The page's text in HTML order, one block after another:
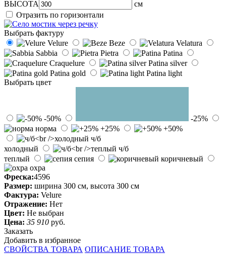
ВЫСОТА
см
Отразить по горизонтали
Выбрать фактуру
Velure
Beze
Velatura
Sabbia
Pietra
Patina
Craquelure
Patina silver
Patina gold
Patina light
Выбрать цвет
-50%
-25%
норма
+25%
+50%
ч/б
холодный
ч/б
теплый
сепия
коричневый
охра
Фреска:4596
Размер: ширина 300 см, высота 300 см
Фактура: Velure
Отражение: Нет
Цвет: Не выбран
Цена: 35 910 руб.
Заказать
Добавить в избранное
СВОЙСТВА ТОВАРА ОПИСАНИЕ ТОВАРА